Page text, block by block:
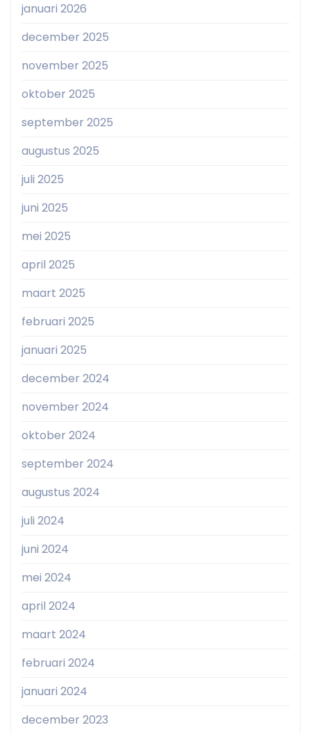
januari 2026
december 2025
november 2025
oktober 2025
september 2025
augustus 2025
juli 2025
juni 2025
mei 2025
april 2025
maart 2025
februari 2025
januari 2025
december 2024
november 2024
oktober 2024
september 2024
augustus 2024
juli 2024
juni 2024
mei 2024
april 2024
maart 2024
februari 2024
januari 2024
december 2023